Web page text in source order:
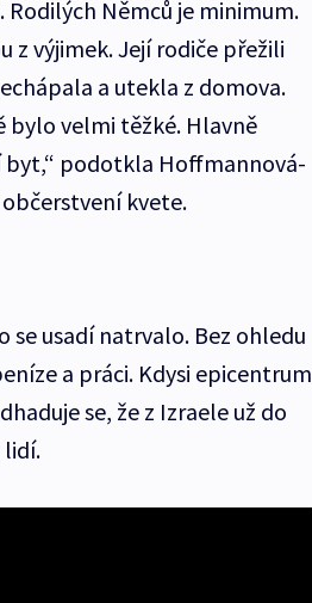
Rodilých Němců je minimum.
z výjimek. Její rodiče přežili
a utekla z domova.
bylo velmi těžké. Hlavně
byt,“ podotkla Hoffmannová-
kvete.
se usadí natrvalo. Bez ohledu
a práci. Kdysi epicentrum
se, že z Izraele už do
lidí.